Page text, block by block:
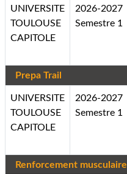
UNIVERSITE
TOULOUSE
CAPITOLE
2026-2027
Semestre 1
Prepa Trail
UNIVERSITE
TOULOUSE
CAPITOLE
2026-2027
Semestre 1
Renforcement musculaire